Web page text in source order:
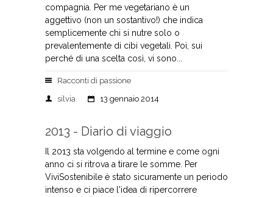
compagnia. Per me vegetariano è un
aggettivo (non un sostantivo!) che indica
semplicemente chi si nutre solo o
prevalentemente di cibi vegetali. Poi, sui
perché di una scelta così, vi sono...
Racconti di passione
silvia
13 gennaio 2014
2013 - Diario di viaggio
Il 2013 sta volgendo al termine e come ogni
anno ci si ritrova a tirare le somme. Per
ViviSostenibile è stato sicuramente un periodo
intenso e ci piace l'idea di ripercorrere